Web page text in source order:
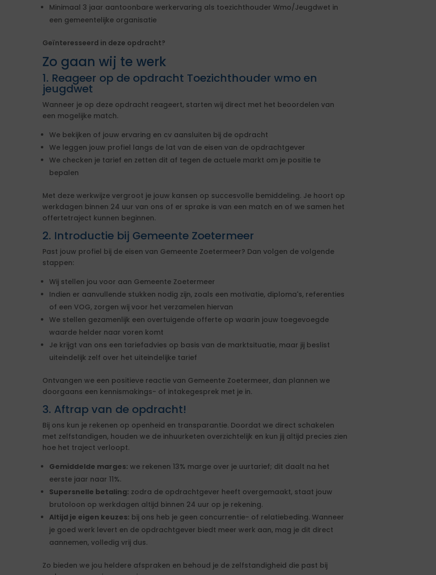
Minimaal 3 jaar aantoonbare werkervaring als toezichthouder Wmo/Jeugdwet in
een gemeentelijke organisatie
Geïnteresseerd in deze opdracht?
Zo gaan wij te werk
1. Reageer op de opdracht Toezichthouder wmo en
jeugdwet
Wanneer je op deze opdracht reageert, starten wij direct met het beoordelen van
een mogelijke match.
We bekijken of jouw ervaring en cv aansluiten bij de opdracht
We leggen jouw profiel langs de lat van de eisen van de opdrachtgever
We checken je tarief en zetten dit af tegen de actuele markt om je positie te
bepalen
Met deze werkwijze vergroot je jouw kansen op succesvolle bemiddeling. Je hoort op
werkdagen binnen 24 uur van ons of er sprake is van een match en of we samen het
offertetraject kunnen beginnen.
2. Introductie bij Gemeente Zoetermeer
Past jouw profiel bij de eisen van Gemeente Zoetermeer? Dan volgen de volgende
stappen:
Wij stellen jou voor aan Gemeente Zoetermeer
Indien er aanvullende stukken nodig zijn, zoals een motivatie, diploma's, referenties
of een VOG, zorgen wij voor het verzamelen hiervan
We stellen gezamenlijk een overtuigende offerte op waarin jouw toegevoegde
waarde helder naar voren komt
Je krijgt van ons een tariefadvies op basis van de marktsituatie, maar jij beslist
uiteindelijk zelf over het uiteindelijke tarief
Ontvangen we een positieve reactie van Gemeente Zoetermeer, dan plannen we
doorgaans een kennismakings- of intakegesprek met je in.
3. Aftrap van de opdracht!
Bij ons kun je rekenen op openheid en transparantie. Doordat we direct schakelen
met zelfstandigen, houden we de inhuurketen overzichtelijk en kun jij altijd precies zien
hoe het traject verloopt.
Gemiddelde marges: we rekenen 13% marge over je uurtarief; dit daalt na het
eerste jaar naar 11%.
Supersnelle betaling: zodra de opdrachtgever heeft overgemaakt, staat jouw
brutoloon op werkdagen altijd binnen 24 uur op je rekening.
Altijd je eigen keuzes: bij ons heb je geen concurrentie- of relatiebeding. Wanneer
je goed werk levert en de opdrachtgever biedt meer werk aan, mag je dit direct
aannemen, volledig vrij dus.
Zo bieden we jou heldere afspraken en behoud je de zelfstandigheid die past bij